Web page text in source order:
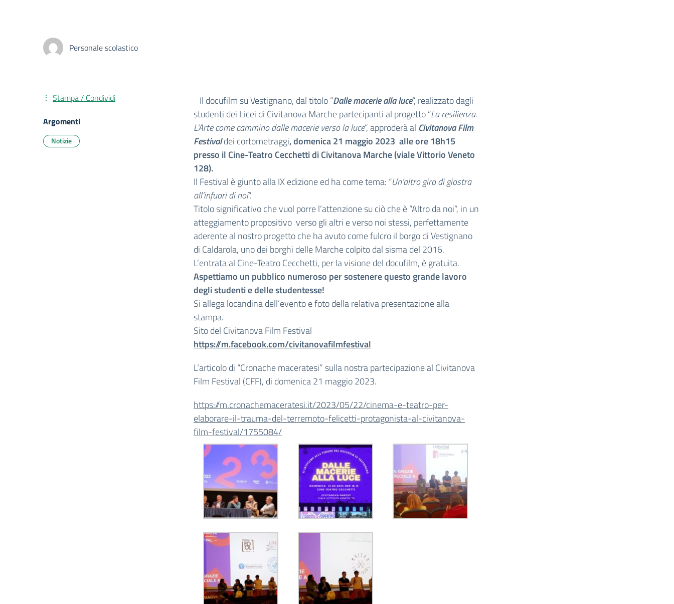
Personale scolastico
Il docufilm su Vestignano, dal titolo “Dalle macerie alla luce“, realizzato dagli
studenti dei Licei di Civitanova Marche partecipanti al progetto “La resilienza.
L’Arte come cammino dalle macerie verso la luce“, approderà al Civitanova Film
Festivaldei cortometraggi, domenica 21 maggio 2023 alle ore 18h15
presso il Cine-Teatro Cecchetti di Civitanova Marche (viale Vittorio Veneto
128).
Il Festival è giunto alla IX edizione ed ha come tema: “Un’altro giro di giostra
all’infuori di noi“.
Titolo significativo che vuol porre l’attenzione su ciò che è “Altro da noi”, in un
atteggiamento propositivo verso gli altri e verso noi stessi, perfettamente
aderente al nostro progetto che ha avuto come fulcro il borgo di Vestignano
di Caldarola, uno dei borghi delle Marche colpito dal sisma del 2016.
L’entrata al Cine-Teatro Cecchetti, per la visione del docufilm, è gratuita.
Aspettiamo un pubblico numeroso per sostenere questo grande lavoro
degli studenti e delle studentesse!
Si allega locandina dell’evento e foto della relativa presentazione alla
stampa.
Sito del Civitanova Film Festival
https://m.facebook.com/civitanovafilmfestival
L’articolo di “Cronache maceratesi” sulla nostra partecipazione al Civitanova
Film Festival (CFF), di domenica 21 maggio 2023.
https://m.cronachemaceratesi.it/2023/05/22/cinema-e-teatro-per-
elaborare-il-trauma-del-terremoto-felicetti-protagonista-al-civitanova-
film-festival/1755084/
Stampa / Condividi
Argomenti
Notizie